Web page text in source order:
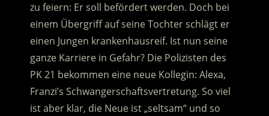
zu feiern: Er soll befördert werden. Doch bei
einem Übergriff auf seine Tochter schlägt er
einen Jungen krankenhausreif. Ist nun seine
ganze Karriere in Gefahr? Die Polizisten des
PK 21 bekommen eine neue Kollegin: Alexa,
Franzi’s Schwangerschaftsvertretung. So viel
ist aber klar, die Neue ist „seltsam“ und so